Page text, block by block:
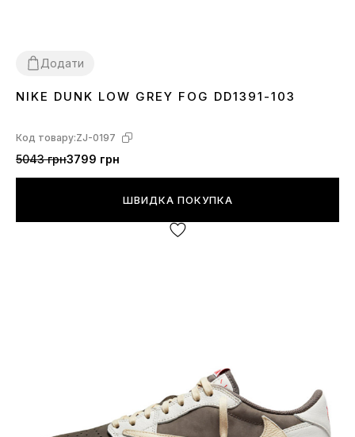
Додати
3637 383940 4142 43 44 45
NIKE DUNK LOW GREY FOG DD1391-103
Код товару:ZJ-0197
5043 грн3799 грн
ШВИДКА ПОКУПКА